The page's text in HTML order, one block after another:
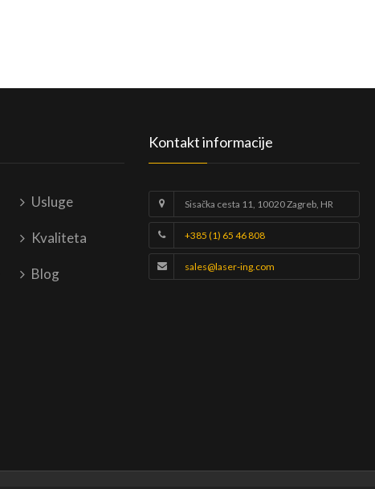
Usluge
Kvaliteta
Blog
Kontakt informacije
Sisačka cesta 11, 10020 Zagreb, HR
+385 (1) 65 46 808
sales@laser-ing.com